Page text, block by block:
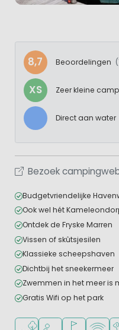
8,7 Beoordelingen
XS Zeer kleine
Direct aan water
Bezoek
Budgetvriendelijke
Ook wel hét
Ontdek de Fryske Marren
Vissen of skûtsjesilen
Klassieke scheepshaven
Dichtbij het sneekermeer
Zwemmen in het meer is
Gratis Wifi op het park
Ligt bij het water
Aanbevolen voor
Golfbaan in
WiFi